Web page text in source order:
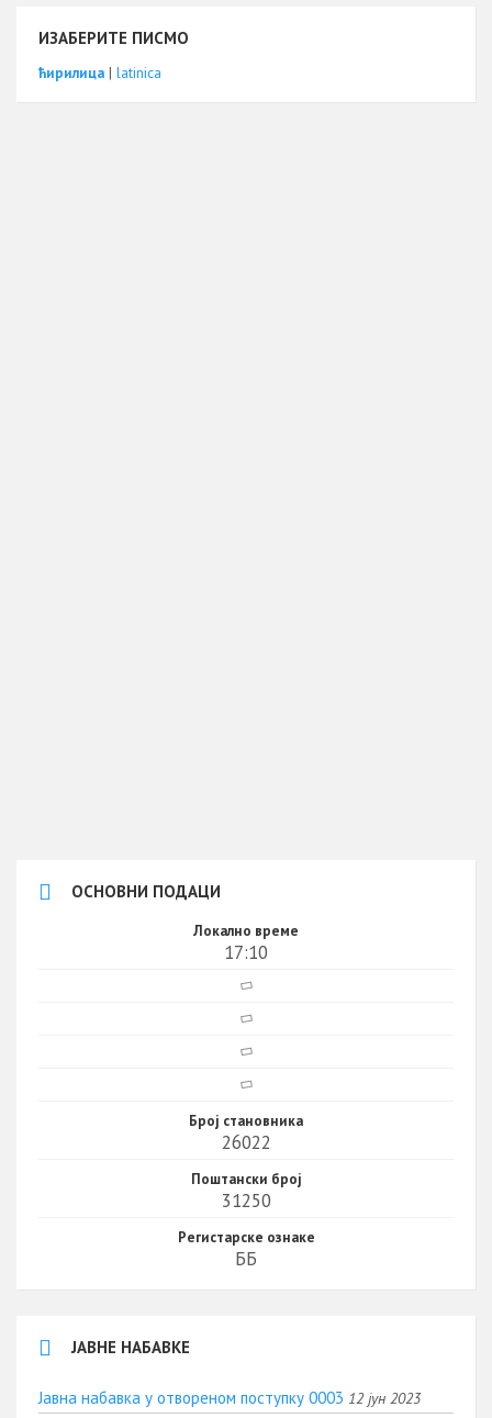
ИЗАБЕРИТЕ ПИСМО
ћирилица | latinica
ОСНОВНИ ПОДАЦИ
Локално време
17:10
Број становника
26022
Поштански број
31250
Регистарске ознаке
ББ
ЈАВНЕ НАБАВКЕ
Јавна набавка у отвореном поступку 0003 12 јун 2023